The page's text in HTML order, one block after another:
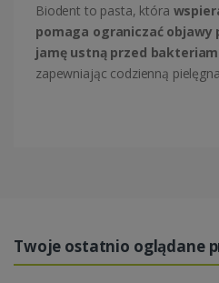
Biodent to pasta, która
pomaga ograniczać objawy
jamę ustną przed
zapewniając codzienną
Twoje ostatnio oglądane